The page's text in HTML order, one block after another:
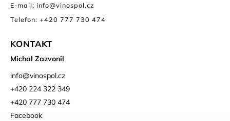
E-mail: info@vinospol.cz
Telefon: +420 777 730 474
KONTAKT
Michal Zazvonil
info@vinospol.cz
+420 224 322 349
+420 777 730 474
Facebook